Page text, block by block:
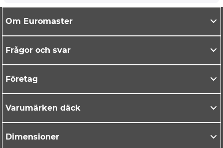
Om Euromaster
Frågor och svar
Företag
Varumärken däck
Dimensioner